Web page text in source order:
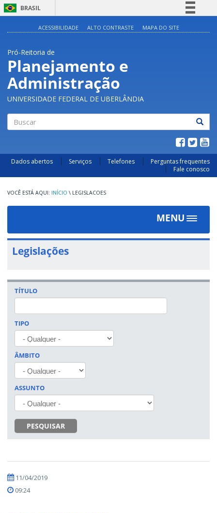
BRASIL
Acesso à informação
ACESSIBILIDADE ALTO CONTRASTE MAPA DO SITE
Pró-Reitoria de
Planejamento e
Administração
UNIVERSIDADE FEDERAL DE UBERLÂNDIA
Dados abertos Serviços Telefones
Perguntas frequentes
Fale conosco
INÍCIO \ LEGISLACOES
MENU
Toggle
Legislações
TÍTULO
TIPO
ÂMBITO
ASSUNTO
PESQUISAR
11/04/2019
09:24